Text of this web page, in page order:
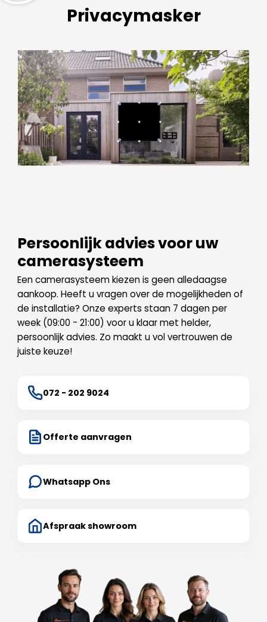
Privacymasker
Persoonlijk advies voor uw
camerasysteem
Een camerasysteem kiezen is geen alledaagse
aankoop. Heeft u vragen over de mogelijkheden of
de installatie? Onze experts staan 7 dagen per
week (09:00 - 21:00) voor u klaar met helder,
persoonlijk advies. Zo maakt u vol vertrouwen de
juiste keuze!
072 - 202 9024
Offerte aanvragen
Whatsapp Ons
Afspraak showroom